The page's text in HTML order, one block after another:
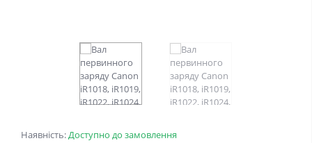
Наявність:Доступно до замовлення